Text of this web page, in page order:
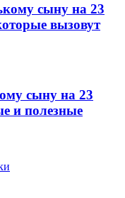
сыну на 23
вызовут
сыну на 23
и полезные